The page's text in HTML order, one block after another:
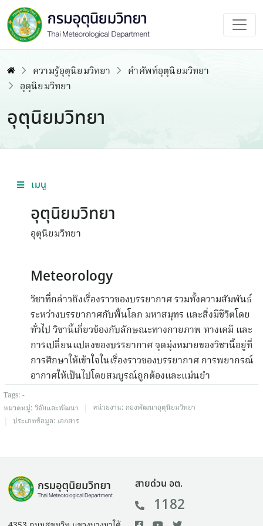
ความรู้อุตุนิยมวิทยา
คำศัพท์อุตุนิยมวิทยา
อุตุนิยมวิทยา
อุตุนิยมวิทยา
เมนู
อุตุนิยมวิทยา
อุตุนิยมวิทยา
Meteorology
วิชาที่กล่าวถึงเรื่องราวของบรรยากาศ รวมทั้งความสัมพันธ์
ระหว่างบรรยากาศกับพื้นโลก มหาสมุทร และสิ่งมีชีวิตโดย
ทั่วไป วิชานี้เกี่ยวข้องกับลักษณะทางกายภาพ ทางเคมี และ
การเปลี่ยนแปลงของบรรยากาศ จุดมุ่งหมายของวิชานี้อยู่ที่
การศึกษาให้เข้าใจในเรื่องราวของบรรยากาศ การพยากรณ์
อากาศให้เป็นไปโดยสมบูรณ์ถูกต้องและแม่นยำ
Tags: -
หมวดหมู่: วิจัยและพัฒนา หน่วยงาน: กองพัฒนาอุตุนิยมวิทยา
ประเภทข้อมูล: เอกสาร
สายด่วน อต.
1182